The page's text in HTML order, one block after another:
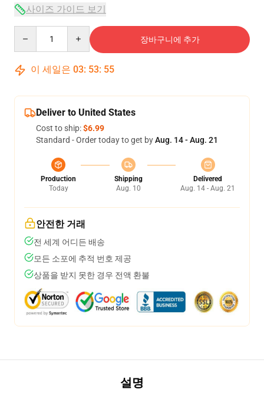
사이즈 가이드 보기
장바구니에 추가
이 세일은 03: 53: 54
Deliver to United States
Cost to ship:$6.99
Standard - Order today to get byAug. 14 - Aug. 21
Production
Today
Shipping
Aug. 10
Delivered
Aug. 14 - Aug. 21
안전한 거래
전 세계 어디든 배송
모든 소포에 추적 번호 제공
상품을 받지 못한 경우 전액 환불
설명